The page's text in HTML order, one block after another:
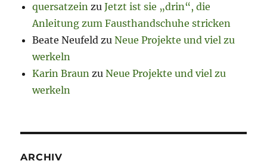
quersatzein zuJetzt ist sie „drin“, die
Anleitung zum Fausthandschuhe stricken
Beate Neufeld zuNeue Projekte und viel zu
werkeln
Karin Braun zuNeue Projekte und viel zu
werkeln
ARCHIV